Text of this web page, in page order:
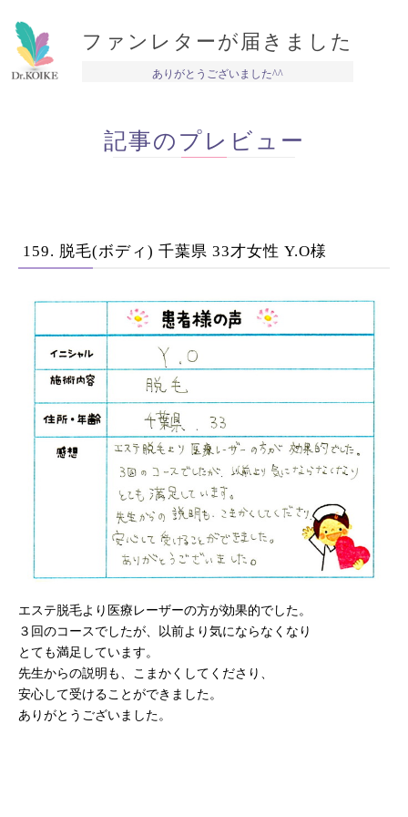
ファンレターが届きました
ありがとうございました^^
記事のプレビュー
159. 脱毛(ボディ) 千葉県 33才女性 Y.O様
エステ脱毛より医療レーザーの方が効果的でした。
３回のコースでしたが、以前より気にならなくなり
とても満足しています。
先生からの説明も、こまかくしてくださり、
安心して受けることができました。
ありがとうございました。